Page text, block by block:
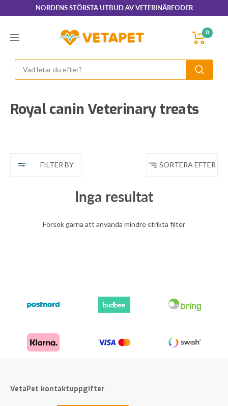
till
NORDENS STÖRSTA UTBUD AV VETERINÄRFODER
Navigering
VetaPet.com 0
Royal canin Veterinary treats
FILTER BY SORTERA EFTER
Inga resultat
Försök gärna att använda mindre strikta filter
VetaPet kontaktuppgifter